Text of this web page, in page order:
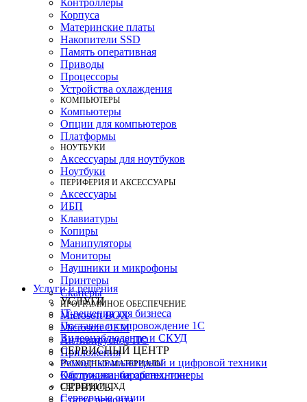
Контроллеры
Корпуса
Материнские платы
Накопители SSD
Память оперативная
Приводы
Процессоры
Устройства охлаждения
КОМПЬЮТЕРЫ
Компьютеры
Опции для компьютеров
Платформы
НОУТБУКИ
Аксессуары для ноутбуков
Ноутбуки
ПЕРИФЕРИЯ И АКСЕССУАРЫ
Аксессуары
ИБП
Клавиатуры
Копиры
Манипуляторы
Мониторы
Наушники и микрофоны
Принтеры
Сканеры
ПРОГРАММНОЕ ОБЕСПЕЧЕНИЕ
Microsoft BOX
Microsoft OEM
Антивирусное ПО
Приложения
РАСХОДНЫЕ МАТЕРИАЛЫ
Картриджи, барабаны, тонеры
СЕРВЕРЫ И СХД
Серверные опции
Услуги и решения
УСЛУГИ
IT-решения для бизнеса
Поставка и сопровождение 1C
Видеонаблюдение и СКУД
СЕРВИСНЫЙ ЦЕНТР
Ремонт компьютерной и цифровой техники
Обслуживание оргтехники
СЕРВИСЫ
Статус ремонта